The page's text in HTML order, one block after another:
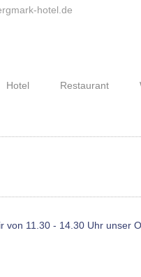
hotel.de
Hotel Restaurant